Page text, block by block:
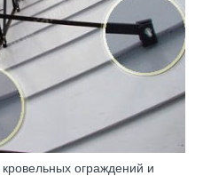
ограждений и